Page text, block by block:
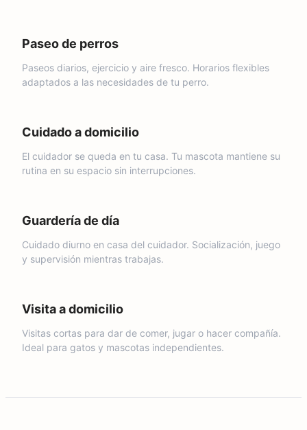
Paseo de perros
Paseos diarios, ejercicio y aire fresco. Horarios flexibles
adaptados a las necesidades de tu perro.
Cuidado a domicilio
El cuidador se queda en tu casa. Tu mascota mantiene su
rutina en su espacio sin interrupciones.
Guardería de día
Cuidado diurno en casa del cuidador. Socialización, juego
y supervisión mientras trabajas.
Visita a domicilio
Visitas cortas para dar de comer, jugar o hacer compañía.
Ideal para gatos y mascotas independientes.